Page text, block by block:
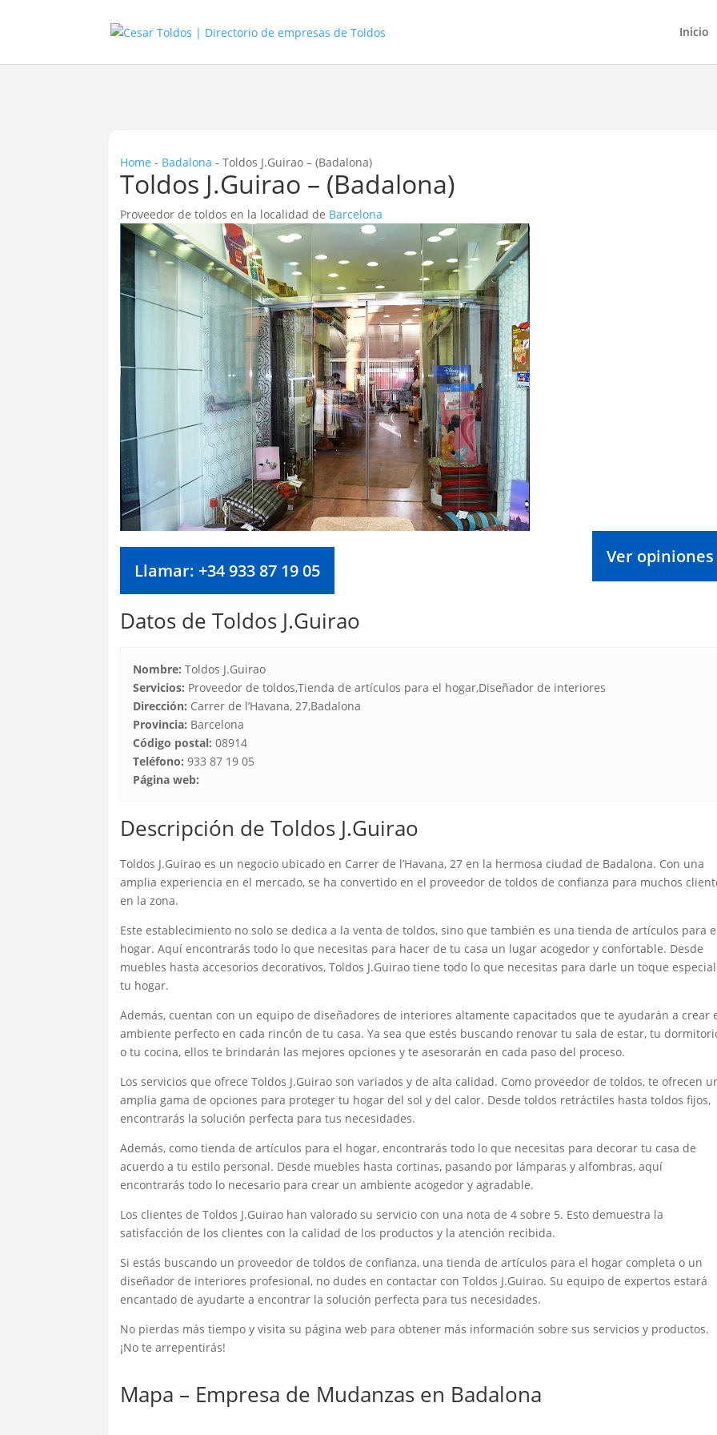
Inicio
Home - Badalona -Toldos J.Guirao – (Badalona)
Toldos J.Guirao – (Badalona)
Proveedor de toldos en la localidad de Barcelona
Llamar: +34 933 87 19 05
Ver opiniones
Datos de Toldos J.Guirao
Nombre: Toldos J.Guirao
Servicios: Proveedor de toldos,Tienda de artículos para el hogar,Diseñador de interiores
Dirección: Carrer de l’Havana, 27,Badalona
Provincia: Barcelona
Código postal: 08914
Teléfono: 933 87 19 05
Página web:
Descripción de Toldos J.Guirao
Toldos J.Guirao es un negocio ubicado en Carrer de l’Havana, 27 en la hermosa ciudad de Badalona. Con una
amplia experiencia en el mercado, se ha convertido en el proveedor de toldos de confianza para muchos
en la zona.
Este establecimiento no solo se dedica a la venta de toldos, sino que también es una tienda de artículos para
hogar. Aquí encontrarás todo lo que necesitas para hacer de tu casa un lugar acogedor y confortable. Desde
muebles hasta accesorios decorativos, Toldos J.Guirao tiene todo lo que necesitas para darle un toque
tu hogar.
Además, cuentan con un equipo de diseñadores de interiores altamente capacitados que te ayudarán a crear
ambiente perfecto en cada rincón de tu casa. Ya sea que estés buscando renovar tu sala de estar, tu
o tu cocina, ellos te brindarán las mejores opciones y te asesorarán en cada paso del proceso.
Los servicios que ofrece Toldos J.Guirao son variados y de alta calidad. Como proveedor de toldos, te ofrecen
amplia gama de opciones para proteger tu hogar del sol y del calor. Desde toldos retráctiles hasta toldos fijos,
encontrarás la solución perfecta para tus necesidades.
Además, como tienda de artículos para el hogar, encontrarás todo lo que necesitas para decorar tu casa de
acuerdo a tu estilo personal. Desde muebles hasta cortinas, pasando por lámparas y alfombras, aquí
encontrarás todo lo necesario para crear un ambiente acogedor y agradable.
Los clientes de Toldos J.Guirao han valorado su servicio con una nota de 4 sobre 5. Esto demuestra la
satisfacción de los clientes con la calidad de los productos y la atención recibida.
Si estás buscando un proveedor de toldos de confianza, una tienda de artículos para el hogar completa o un
diseñador de interiores profesional, no dudes en contactar con Toldos J.Guirao. Su equipo de expertos estará
encantado de ayudarte a encontrar la solución perfecta para tus necesidades.
No pierdas más tiempo y visita su página web para obtener más información sobre sus servicios y productos.
¡No te arrepentirás!
Mapa – Empresa de Mudanzas en Badalona